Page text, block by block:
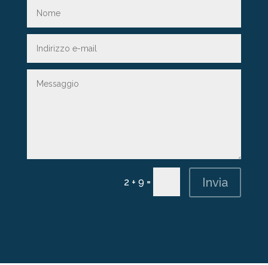
2 + 9 = Invia